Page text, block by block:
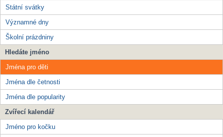
Státní svátky
Významné dny
Školní prázdniny
Hledáte jméno
Jména pro děti
Jména dle četnosti
Jména dle popularity
Zvířecí kalendář
Jméno pro kočku